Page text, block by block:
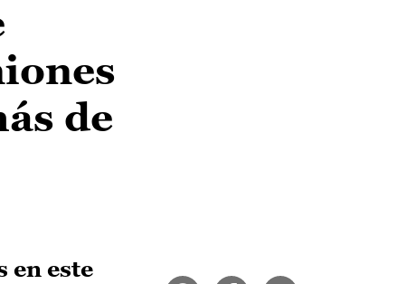
de
en este